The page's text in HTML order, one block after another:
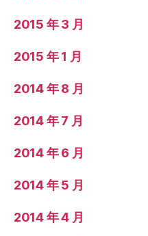
2015 年 3 月
2015 年 1 月
2014 年 8 月
2014 年 7 月
2014 年 6 月
2014 年 5 月
2014 年 4 月